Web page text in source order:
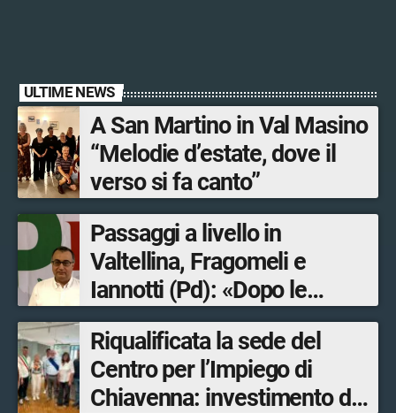
ULTIME NEWS
A San Martino in Val Masino
“Melodie d’estate, dove il
verso si fa canto”
Passaggi a livello in
Valtellina, Fragomeli e
Iannotti (Pd): «Dopo le
Olimpiadi solo un terzo delle
opere sostitutive sarà
ultimato entro il 2026»
Riqualificata la sede del
Centro per l’Impiego di
Chiavenna: investimento da